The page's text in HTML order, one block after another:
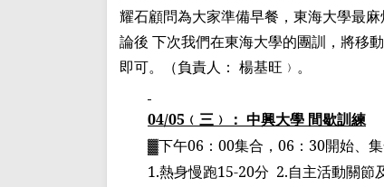
耀石顧問為大家準備早餐，東海大學最
論後 下次我們在東海大學的團訓
，將移
即可。
（負責人： 楊基旺 ﹚ 。
04/05 ﹙ 三 ﹚ ： 中興大學 間歇訓練
▓下午06 ： 00集合， 06 ： 30開始、
1.熱身慢跑15-20分 2.自主活動關節